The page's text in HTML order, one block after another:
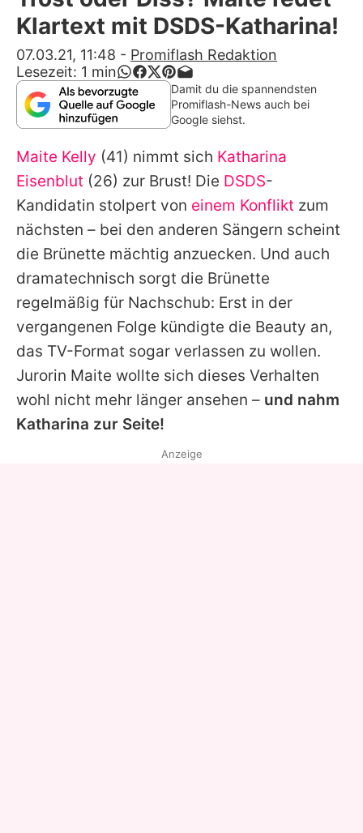
Alle Themen auf Promiflash
App runterladen
Team
Redaktionelle Richtlinien
Impressum
Datenschutzerklärung
Nutzungsbedingungen
Utiq verwalten
Klartext mit DSDS-Katharina!
07.03.21, 11:48 - Promiflash Redaktion
Lesezeit: 1 min
Damit du die spannendsten
Promiflash-News auch bei
Google siehst.
Maite Kelly (41) nimmt sich Katharina
Eisenblut (26) zur Brust! Die DSDS-
Kandidatin stolpert von einem Konflikt zum
nächsten – bei den anderen Sängern scheint
die Brünette mächtig anzuecken. Und auch
dramatechnisch sorgt die Brünette
regelmäßig für Nachschub: Erst in der
vergangenen Folge kündigte die Beauty an,
das TV-Format sogar verlassen zu wollen.
Jurorin Maite wollte sich dieses Verhalten
wohl nicht mehr länger ansehen – und nahm
Katharina zur Seite!
Anzeige